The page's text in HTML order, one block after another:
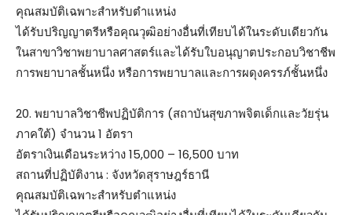
คุณสมบัติเฉพาะสำหรับตำแหน่ง
ได้รับปริญญาตรีหรือคุณวุฒิอย่างอื่นที่เทียบได้ในระดับเดียวกัน
ในสาขาวิชาพยาบาลศาสตร์และได้รับใบอนุญาตประกอบวิชาชีพ
การพยาบาลชั้นหนึ่ง หรือการพยาบาลและการผดุงครรภ์ชั้นหนึ่ง
20. พยาบาลวิชาชีพปฏิบัติการ (สถาบันสุขภาพจิตเด็กและวัยรุ่น
ภาคใต้) จำนวน 1 อัตรา
อัตราเงินเดือนระหว่าง 15,000 – 16,500 บาท
สถานที่ปฏิบัติงาน : จังหวัดสุราษฎร์ธานี
คุณสมบัติเฉพาะสำหรับตำแหน่ง